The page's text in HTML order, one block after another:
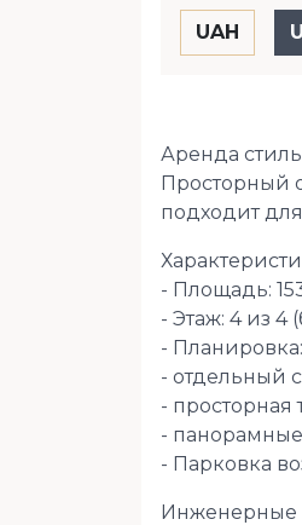
Аренда
Просторный
подходит
- Площадь:
- Этаж: 4 из 4
-
- отдельный
-
-
- Парковка
Инженерные